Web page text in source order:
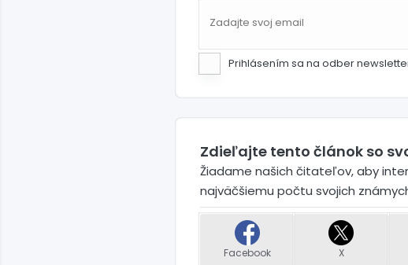
Prihlásením sa na odber
Zdieľajte tento článok so
Žiadame našich čitateľov, aby
najväčšiemu počtu svojich
Facebook X